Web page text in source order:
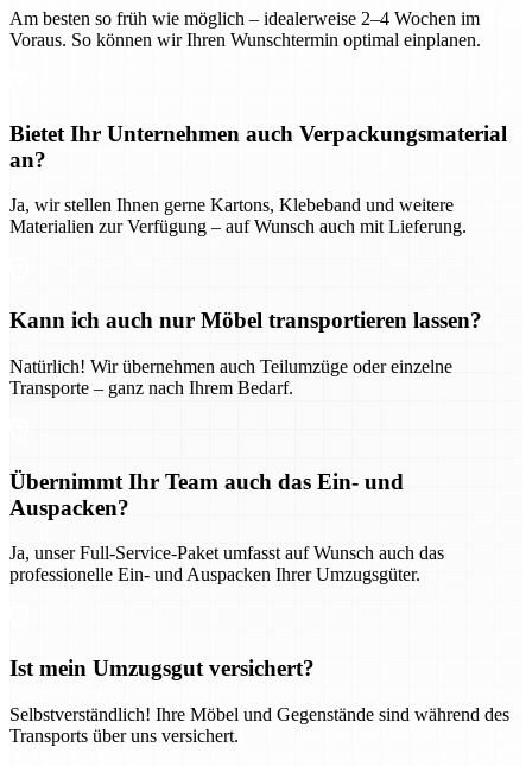
Am besten so früh wie möglich – idealerweise 2–4 Wochen im
Voraus. So können wir Ihren Wunschtermin optimal einplanen.
Bietet Ihr Unternehmen auch Verpackungsmaterial
an?
Ja, wir stellen Ihnen gerne Kartons, Klebeband und weitere
Materialien zur Verfügung – auf Wunsch auch mit Lieferung.
Kann ich auch nur Möbel transportieren lassen?
Natürlich! Wir übernehmen auch Teilumzüge oder einzelne
Transporte – ganz nach Ihrem Bedarf.
Übernimmt Ihr Team auch das Ein- und
Auspacken?
Ja, unser Full-Service-Paket umfasst auf Wunsch auch das
professionelle Ein- und Auspacken Ihrer Umzugsgüter.
Ist mein Umzugsgut versichert?
Selbstverständlich! Ihre Möbel und Gegenstände sind während des
Transports über uns versichert.